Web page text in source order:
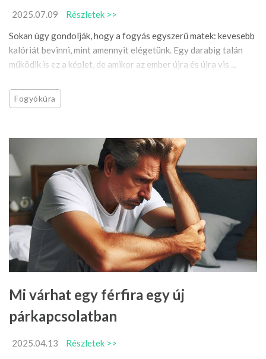
2025.07.09
Részletek >>
Sokan úgy gondolják, hogy a fogyás egyszerű matek: kevesebb
kalóriát bevinni, mint amennyit elégetünk. Egy darabig talán
működik is ez a képlet, de amikor az ember újra és újra vis ...
Fogyókúra
Mi várhat egy férfira egy új
párkapcsolatban
2025.04.13
Részletek >>